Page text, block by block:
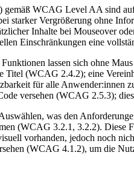
WCAG Level AA sind
starker Vergrößerung ohne
Inhalte bei Mouseover
Einschränkungen eine
lassen sich ohne
Titel (WCAG 2.4.2); eine
für alle Anwender:innen
versehen (WCAG 2.5.3);
was den
(WCAG 3.2.1, 3.2.2). Diese
vorhanden, jedoch noch
(WCAG 4.1.2), um die